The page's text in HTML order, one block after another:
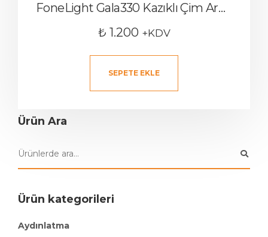
FoneLight Gala330 Kazıklı Çim Armatürü Aydınlatma
₺ 1.200 +KDV
SEPETE EKLE
Ürün Ara
Ürün kategorileri
Aydınlatma